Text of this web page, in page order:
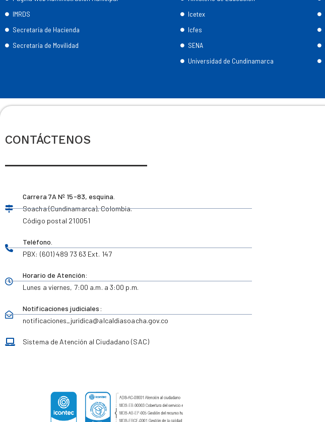
IMRDS
Secretaría de Hacienda
Secretaría de Movilidad
Icetex
Icfes
SENA
Universidad de Cundinamarca
CONTÁCTENOS
Carrera 7A Nº 15-83, esquina.
Soacha (Cundinamarca), Colombia.
Código postal 210051
Teléfono.
PBX: (601) 489 73 63 Ext. 147
Horario de Atención:
Lunes a viernes, 7:00 a.m. a 3:00 p.m.
Notificaciones judiciales:
notificaciones_juridica@alcaldiasoacha.gov.co
Sistema de Atención al Ciudadano (SAC)